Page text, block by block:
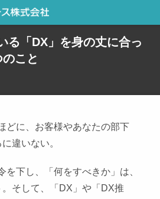
る「DX」を身の丈に合っ
こと
どに、お客様やあなたの部下
違いない。
を下し、「何をすべきか」は、
そして、「DX」や「DX推